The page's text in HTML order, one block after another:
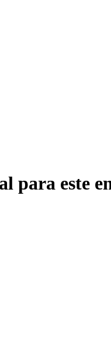
para este